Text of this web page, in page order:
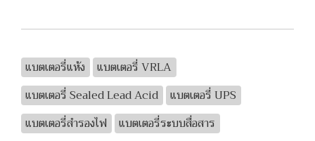
แบตเตอรี่แห้ง
แบตเตอรี่ VRLA
แบตเตอรี่ Sealed Lead Acid
แบตเตอรี่ UPS
แบตเตอรี่สำรองไฟ
แบตเตอรี่ระบบสื่อสาร